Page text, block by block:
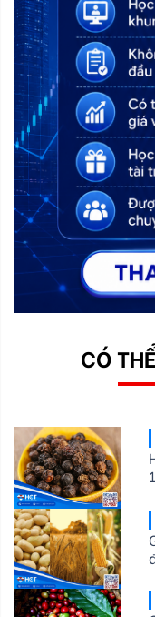
CÓ